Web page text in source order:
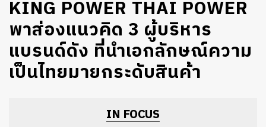
KING POWER THAI POWER
พาส่องแนวคิด 3 ผู้บริหาร
แบรนด์ดัง ที่นำเอกลักษณ์ความ
เป็นไทยมายกระดับสินค้า
IN FOCUS